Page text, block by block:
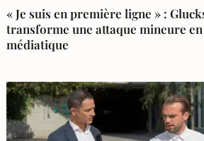
« Je suis en première ligne » :
transforme une attaque mineure
médiatique